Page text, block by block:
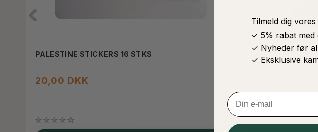
PALESTINE STICKERS 16 STKS
20,00 DKK
SOLSIKKEFRØ,
120G
Tilmeld dig
✓ 5% rabat med
✓ Nyheder før
✓ Eksklusive
Email